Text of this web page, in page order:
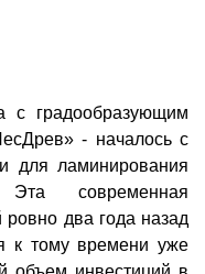
с градообразующим
- началось с
для ламинирования
Эта современная
два года назад
к тому времени уже